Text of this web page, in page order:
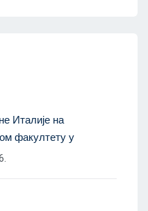
Италије на
факултету у